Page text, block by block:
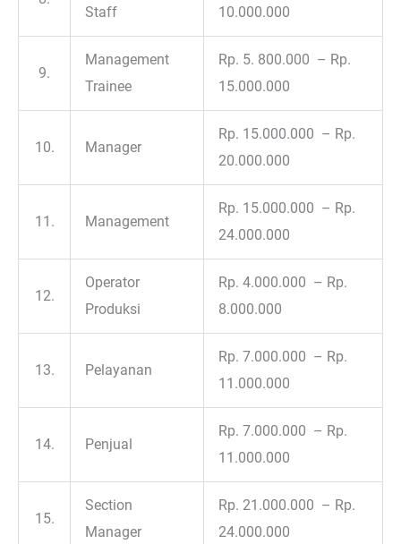
Staff 10.000.000
9.
Management
Trainee
Rp. 5. 800.000 – Rp.
15.000.000
10. Manager
Rp. 15.000.000 – Rp.
20.000.000
11. Management
Rp. 15.000.000 – Rp.
24.000.000
12.
Operator
Produksi
Rp. 4.000.000 – Rp.
8.000.000
13. Pelayanan
Rp. 7.000.000 – Rp.
11.000.000
14. Penjual
Rp. 7.000.000 – Rp.
11.000.000
15.
Section
Manager
Rp. 21.000.000 – Rp.
24.000.000